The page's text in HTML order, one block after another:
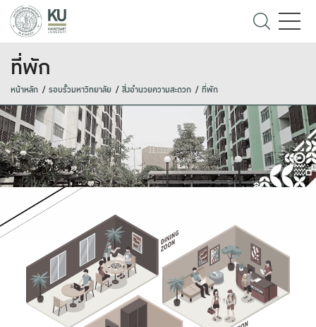
ที่พัก
หน้าหลัก รอบรั้วมหาวิทยาลัย สิ่งอำนวยความสะดวก ที่พัก